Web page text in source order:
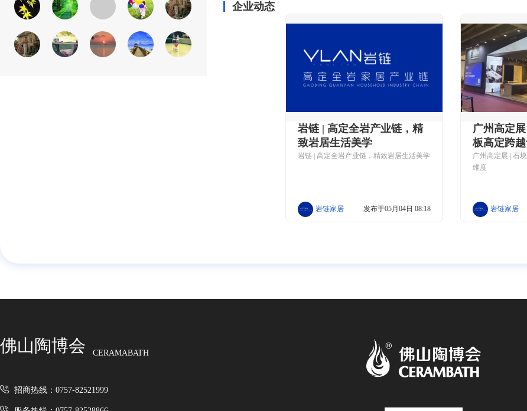
企业动态
岩链 | 高定全岩产业链，精
致岩居生活美学
岩链 | 高定全岩产业链，精致岩居生活美学
岩链家居 发布于05月04日 08:18
广州高定
板高定跨
广州高定展 | 石
维度
岩链家居
佛山陶博会 CERAMABATH
招商热线：0757-82521999